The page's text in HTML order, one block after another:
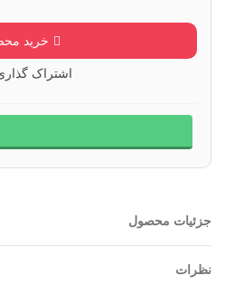
خرید
اشتراک
جزئیات محصول
نظرات